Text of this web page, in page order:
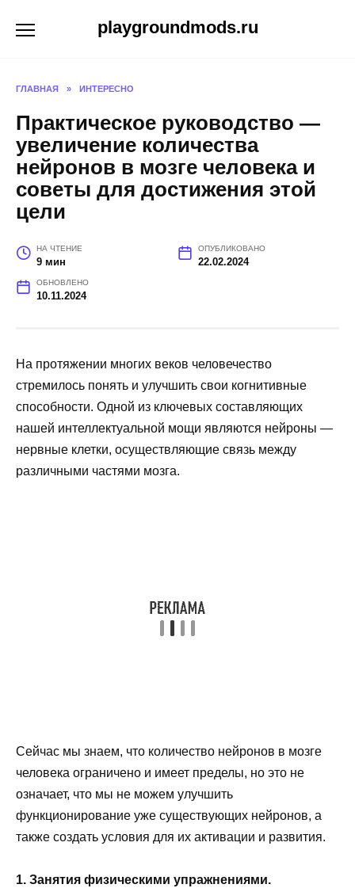
playgroundmods.ru
ГЛАВНАЯ » ИНТЕРЕСНО
Практическое руководство —
увеличение количества
нейронов в мозге человека и
советы для достижения этой
цели
НА ЧТЕНИЕ
9 мин
ОПУБЛИКОВАНО
22.02.2024
ОБНОВЛЕНО
10.11.2024
На протяжении многих веков человечество
стремилось понять и улучшить свои когнитивные
способности. Одной из ключевых составляющих
нашей интеллектуальной мощи являются нейроны —
нервные клетки, осуществляющие связь между
различными частями мозга.
Сейчас мы знаем, что количество нейронов в мозге
человека ограничено и имеет пределы, но это не
означает, что мы не можем улучшить
функционирование уже существующих нейронов, а
также создать условия для их активации и развития.
1. Занятия физическими упражнениями.